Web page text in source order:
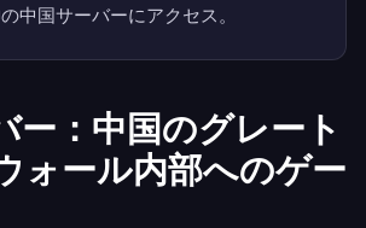
中国サーバーにアクセス。
ー：中国のグレート
ォール内部へのゲー